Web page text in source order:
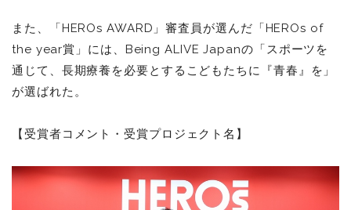
また、「HEROs AWARD」審査員が選んだ「HEROs of
the year賞」には、Being ALIVE Japanの「スポーツを
通じて、長期療養を必要とするこどもたちに『青春』を」
が選ばれた。
【受賞者コメント・受賞プロジェクト名】